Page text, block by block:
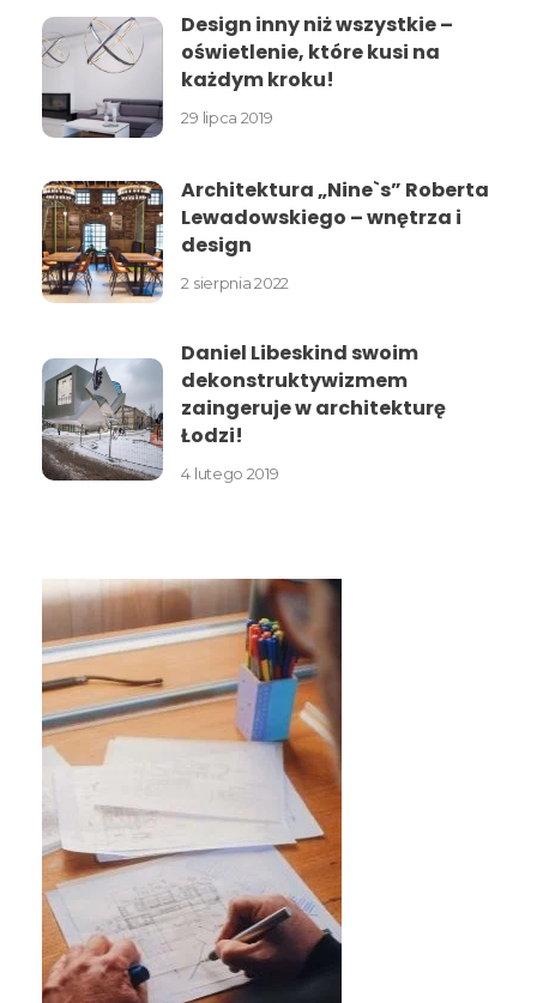
Design inny niż wszystkie –
oświetlenie, które kusi na
każdym kroku!
29 lipca 2019
Architektura „Nine`s” Roberta
Lewadowskiego – wnętrza i
design
2 sierpnia 2022
Daniel Libeskind swoim
dekonstruktywizmem
zaingeruje w architekturę
Łodzi!
4 lutego 2019